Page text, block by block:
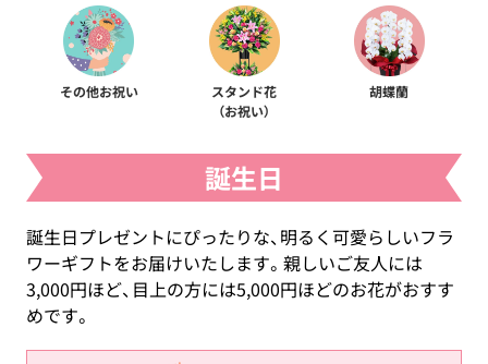
その他お祝い
スタンド花
（お祝い）
胡蝶蘭
誕生日
誕生日プレゼントにぴったりな、明るく可愛らしいフラ
ワーギフトをお届けいたします。親しいご友人には
3,000円ほど、目上の方には5,000円ほどのお花がおすす
めです。